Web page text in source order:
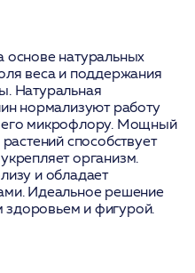
основе натуральных
веса и поддержания
Натуральная
нормализуют работу
его микрофлору. Мощный
способствует
организм.
и обладает
Идеальное решение
здоровьем и фигурой.